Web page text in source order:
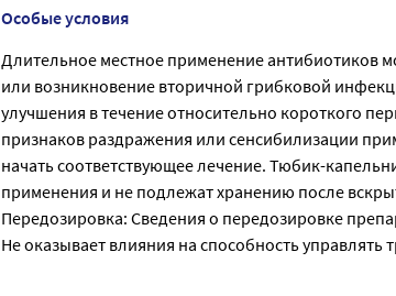
Особые условия
Длительное местное применение антибиотиков
или возникновение вторичной грибковой
улучшения в течение относительно короткого
признаков раздражения или сенсибилизации
начать соответствующее лечение. Тюбик-
применения и не подлежат хранению после
Передозировка: Сведения о передозировке
Не оказывает влияния на способность